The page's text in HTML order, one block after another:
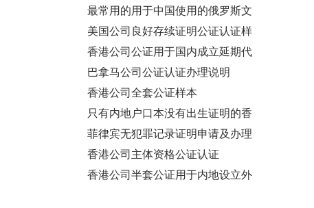
亡证公证用于香港办理遗产手续
呢？
最常用的用于中国使用的俄罗斯文
书公证认证清单
美国公司良好存续证明公证认证样
本
香港公司公证用于国内成立延期代
表处怎么办理？
巴拿马公司公证认证办理说明
香港公司全套公证样本
只有内地户口本没有出生证明的香
港人要移民美国要怎么办理中国出
生公证呢？
菲律宾无犯罪记录证明申请及办理
公证认证步骤
香港公司主体资格公证认证
香港公司半套公证用于内地设立外